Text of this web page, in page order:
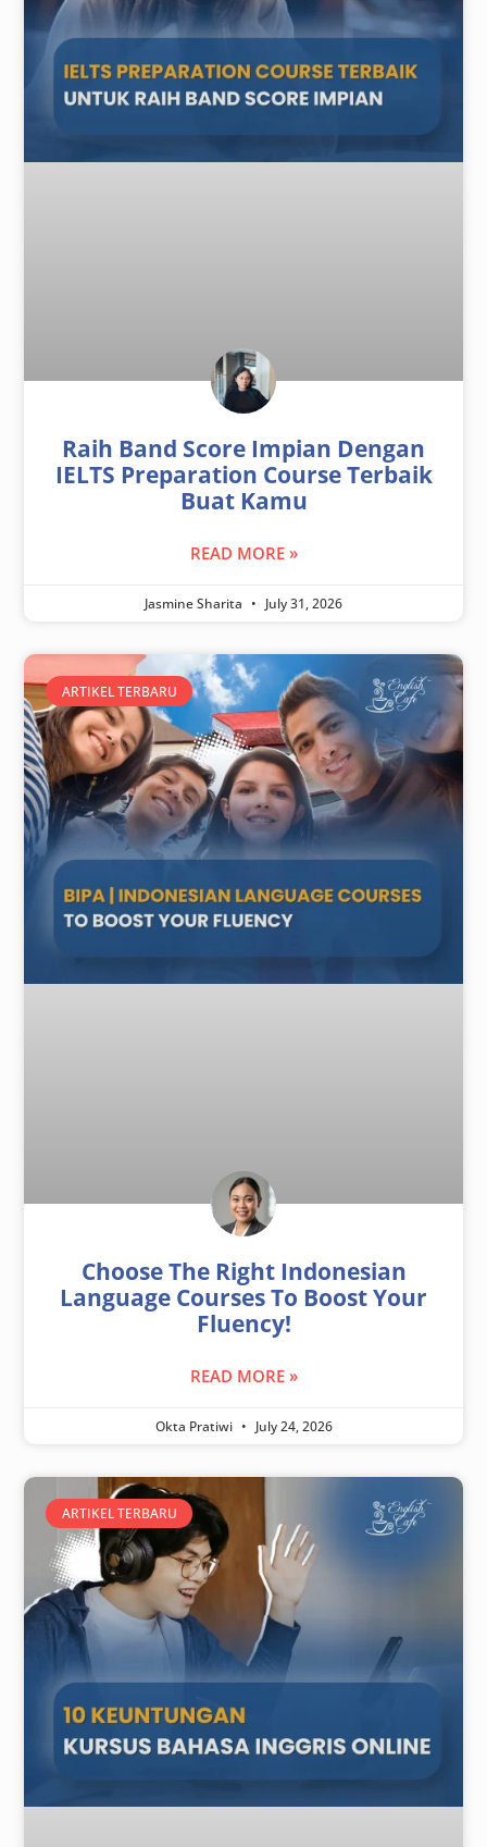
Raih Band Score Impian Dengan
IELTS Preparation Course Terbaik
Buat Kamu
READ MORE »
Jasmine Sharita July 31, 2026
ARTIKEL TERBARU
Choose The Right Indonesian
Language Courses To Boost Your
Fluency!
READ MORE »
Okta Pratiwi July 24, 2026
ARTIKEL TERBARU